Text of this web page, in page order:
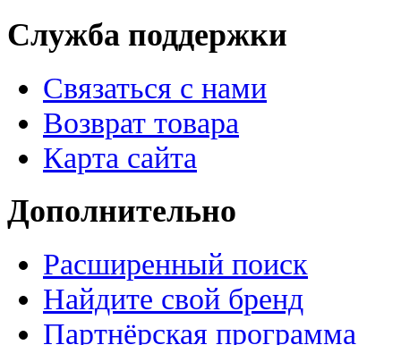
Служба поддержки
Связаться с нами
Возврат товара
Карта сайта
Дополнительно
Расширенный поиск
Найдите свой бренд
Партнёрская программа